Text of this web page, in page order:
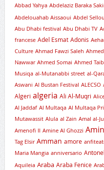
Abbad Yahya Abdelaziz Baraka
Abdelouahab Aissaoui Abdel Sellou
Abu Dhabi festival Abu Dhabi TV
francese Adel Esmat Adonis
Culture Ahmad Fawzi Saleh
Nawwar Ahmed Somai Ahmed
Musiqa al-Mutanabbi street al-
Aswani Al Bustan Festival ALECSO
Algeri algeria Ali Al-Muqri
Al Jaddaf Al Multaqa Al Multaqa
Mutawassit Alula al Zain Amal al-
Amenofi II Amine Al Ghozzi
Tag Elsir Amman amore
Maria Mangia anniversario
Aquileia Araba Araba Fenice